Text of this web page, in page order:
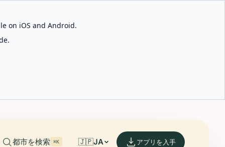
on iOS and Android.
都市を検索 ⌘K 🇯🇵JA アプリを入手